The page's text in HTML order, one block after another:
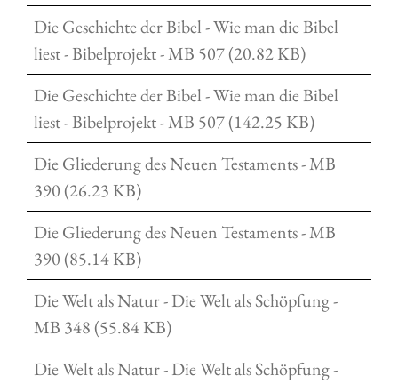
Die Geschichte der Bibel - Wie man die Bibel
liest - Bibelprojekt - MB 507 (20.82 KB)
Die Geschichte der Bibel - Wie man die Bibel
liest - Bibelprojekt - MB 507 (142.25 KB)
Die Gliederung des Neuen Testaments - MB
390 (26.23 KB)
Die Gliederung des Neuen Testaments - MB
390 (85.14 KB)
Die Welt als Natur - Die Welt als Schöpfung -
MB 348 (55.84 KB)
Die Welt als Natur - Die Welt als Schöpfung -